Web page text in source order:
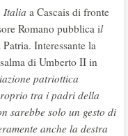
Italia a Cascais di fronte
Romano pubblica il
Interessante la
di Umberto II in
patriottica
tra i padri della
sarebbe solo un gesto di
anche la destra